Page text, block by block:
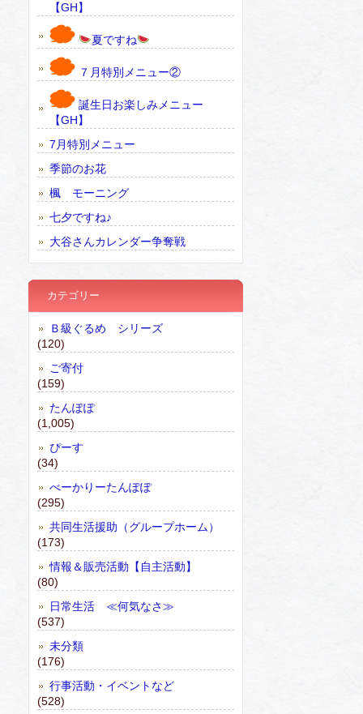
【GH】
夏ですね
７月特別メニュー②
誕生日お楽しみメニュー
【GH】
7月特別メニュー
季節のお花
楓 モーニング
七夕ですね♪
大谷さんカレンダー争奪戦
カテゴリー
Ｂ級ぐるめ シリーズ
(120)
ご寄付
(159)
たんぽぽ
(1,005)
ぴーす
(34)
べーかりーたんぽぽ
(295)
共同生活援助（グループホーム）
(173)
情報＆販売活動【自主活動】
(80)
日常生活 ≪何気なさ≫
(537)
未分類
(176)
行事活動・イベントなど
(528)